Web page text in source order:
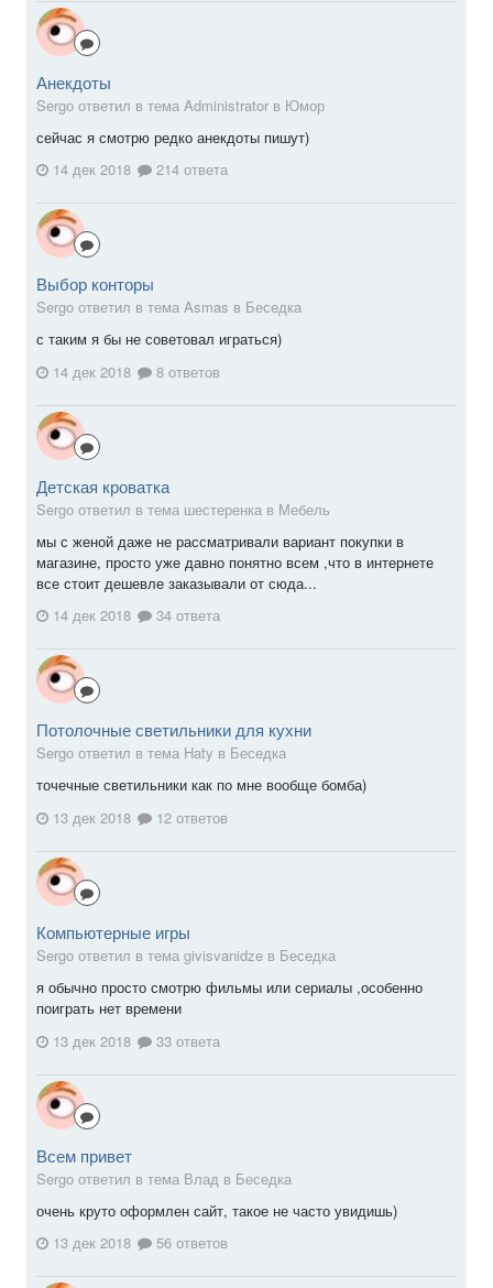
Анекдоты
Sergо ответил в тема Administrator в Юмор
сейчас я смотрю редко анекдоты пишут)
14 дек 2018
214 ответа
Выбор конторы
Sergо ответил в тема Asmas в Беседка
с таким я бы не советовал играться)
14 дек 2018
8 ответов
Детская кроватка
Sergо ответил в тема шестеренка в Мебель
мы с женой даже не рассматривали вариант покупки в
магазине, просто уже давно понятно всем ,что в интернете
все стоит дешевле заказывали от сюда...
14 дек 2018
34 ответа
Потолочные светильники для кухни
Sergо ответил в тема Haty в Беседка
точечные светильники как по мне вообще бомба)
13 дек 2018
12 ответов
Компьютерные игры
Sergо ответил в тема givisvanidze в Беседка
я обычно просто смотрю фильмы или сериалы ,особенно
поиграть нет времени
13 дек 2018
33 ответа
Всем привет
Sergо ответил в тема Влад в Беседка
очень круто оформлен сайт, такое не часто увидишь)
13 дек 2018
56 ответов